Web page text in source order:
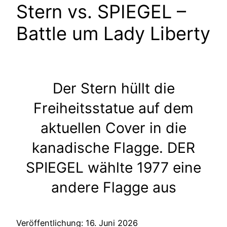
Stern vs. SPIEGEL –
Battle um Lady Liberty
Der Stern hüllt die
Freiheitsstatue auf dem
aktuellen Cover in die
kanadische Flagge. DER
SPIEGEL wählte 1977 eine
andere Flagge aus
Veröffentlichung: 16. Juni 2026